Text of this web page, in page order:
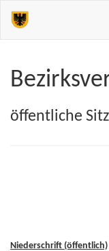
öffentliche
Niederschrift (öffentlich)